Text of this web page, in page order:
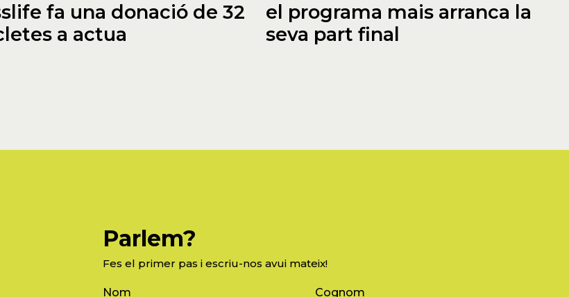
fa una donació de 32
a actua
el programa mais arranca la
seva part final
Parlem?
Fes el primer pas i escriu-nos avui mateix!